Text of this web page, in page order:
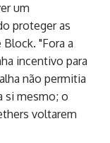
um
proteger as
"Fora a
incentivo para
não permitia
si mesmo; o
voltarem